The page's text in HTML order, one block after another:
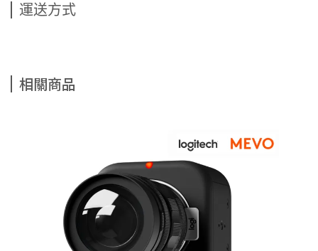
運送方式
相關商品